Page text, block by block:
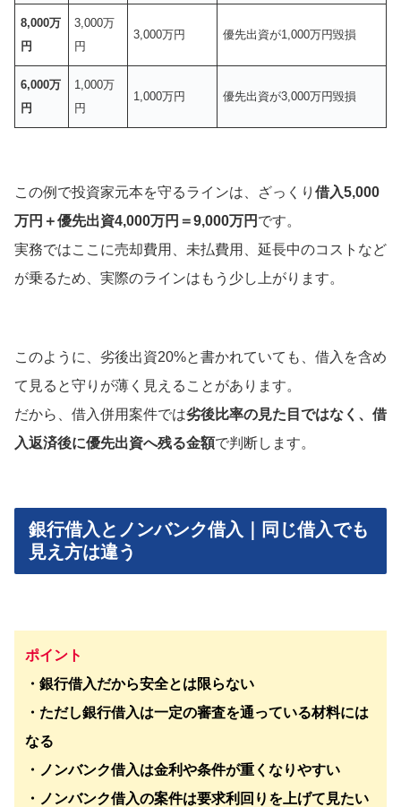
8,000万
円
3,000万
円
3,000万円 優先出資が1,000万円毀損
6,000万
円
1,000万
円
1,000万円 優先出資が3,000万円毀損
この例で投資家元本を守るラインは、ざっくり 借入5,000
万円＋優先出資4,000万円＝9,000万円 です。
実務ではここに売却費用、未払費用、延長中のコストなど
が乗るため、実際のラインはもう少し上がります。
このように、劣後出資20%と書かれていても、借入を含め
て見ると守りが薄く見えることがあります。
だから、借入併用案件では劣後比率の見た目ではなく、借
入返済後に優先出資へ残る金額で判断します。
銀行借入とノンバンク借入｜同じ借入でも
見え方は違う
ポイント
・銀行借入だから安全とは限らない
・ただし銀行借入は一定の審査を通っている材料には
なる
・ノンバンク借入は金利や条件が重くなりやすい
・ノンバンク借入の案件は要求利回りを上げて見たい